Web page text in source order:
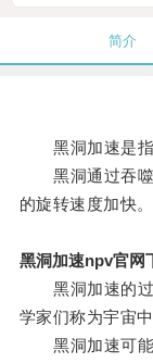
简介
黑洞加速是指
黑洞通过吞噬
的旋转速度加快。
黑洞加速npv官网
黑洞加速的过
学家们称为宇宙
黑洞加速可能